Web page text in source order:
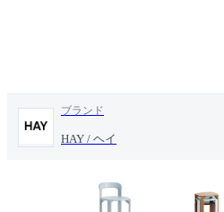
ブランド
HAY / ヘイ